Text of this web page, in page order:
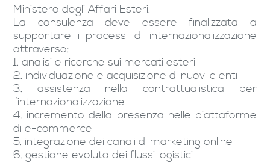
Ministero degli Affari Esteri.
La consulenza deve essere finalizzata a
supportare i processi di internazionalizzazione
attraverso:
1. analisi e ricerche sui mercati esteri
2. individuazione e acquisizione di nuovi clienti
3. assistenza nella contrattualistica per
l’internazionalizzazione
4. incremento della presenza nelle piattaforme
di e-commerce
5. integrazione dei canali di marketing online
6. gestione evoluta dei flussi logistici